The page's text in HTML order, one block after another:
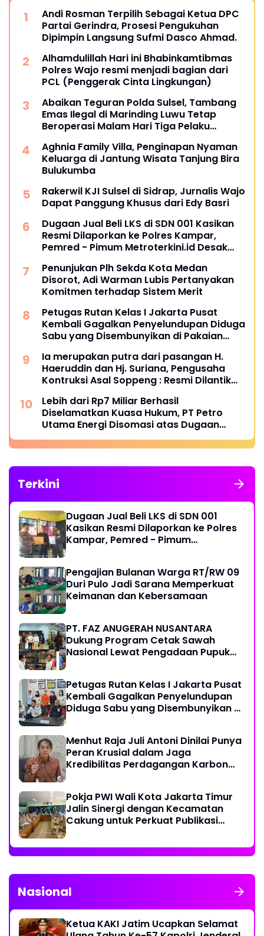
Andi Rosman Terpilih Sebagai Ketua DPC
Partai Gerindra, Prosesi Pengukuhan
Dipimpin Langsung Sufmi Dasco Ahmad.
Alhamdulillah Hari ini Bhabinkamtibmas
Polres Wajo resmi menjadi bagian dari
PCL (Penggerak Cinta Lingkungan)
Abaikan Teguran Polda Sulsel, Tambang
Emas Ilegal di Marinding Luwu Tetap
Beroperasi Malam Hari Tiga Pelaku
Aghnia Family Villa, Penginapan Nyaman
Keluarga di Jantung Wisata Tanjung Bira
Bulukumba
Rakerwil KJI Sulsel di Sidrap, Jurnalis Wajo
Dapat Panggung Khusus dari Edy Basri
Dugaan Jual Beli LKS di SDN 001 Kasikan
Resmi Dilaporkan ke Polres Kampar,
Pemred - Pimum Metroterkini.id Desak
Penunjukan Plh Sekda Kota Medan
Disorot, Adi Warman Lubis Pertanyakan
Komitmen terhadap Sistem Merit
Petugas Rutan Kelas I Jakarta Pusat
Kembali Gagalkan Penyelundupan Diduga
Sabu yang Disembunyikan di Pakaian
Ia merupakan putra dari pasangan H.
Haeruddin dan Hj. Suriana, Pengusaha
Kontruksi Asal Soppeng : Resmi Dilantik
Lebih dari Rp7 Miliar Berhasil
Diselamatkan Kuasa Hukum, PT Petro
Utama Energi Disomasi atas Dugaan
Wanprestasi Pembayaran Success Fee
Terkini
Dugaan Jual Beli LKS di SDN 001
Kasikan Resmi Dilaporkan ke Polres
Kampar, Pemred - Pimum
Pengajian Bulanan Warga RT/RW 09
Duri Pulo Jadi Sarana Memperkuat
Keimanan dan Kebersamaan
PT. FAZ ANUGERAH NUSANTARA
Dukung Program Cetak Sawah
Nasional Lewat Pengadaan Pupuk
Petugas Rutan Kelas I Jakarta Pusat
Kembali Gagalkan Penyelundupan
Diduga Sabu yang Disembunyikan di
Menhut Raja Juli Antoni Dinilai Punya
Peran Krusial dalam Jaga
Kredibilitas Perdagangan Karbon
Pokja PWI Wali Kota Jakarta Timur
Jalin Sinergi dengan Kecamatan
Cakung untuk Perkuat Publikasi
Nasional
Ketua KAKI Jatim Ucapkan Selamat